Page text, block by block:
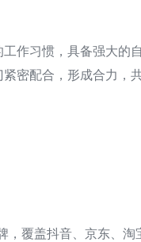
作习惯，具备强大的
密配合，形成合力，
，覆盖抖音、京东、